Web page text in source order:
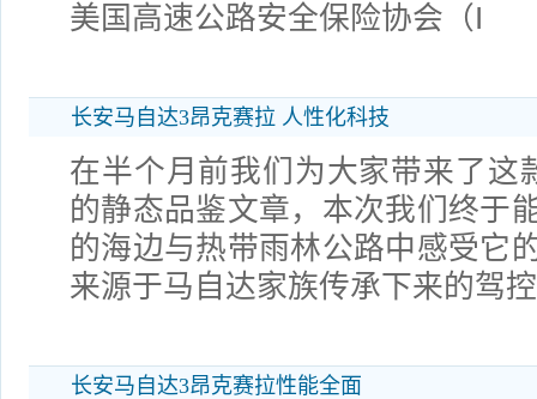
美国高速公路安全保险协会（I
长安马自达3昂克赛拉 人性化科技
在半个月前我们为大家带来了这
的静态品鉴文章，本次我们终于
的海边与热带雨林公路中感受它
来源于马自达家族传承下来的驾
长安马自达3昂克赛拉性能全面